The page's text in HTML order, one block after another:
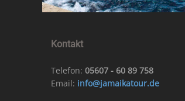
Kontakt
Telefon: 05607 - 60 89 758
Email: info@jamaikatour.de